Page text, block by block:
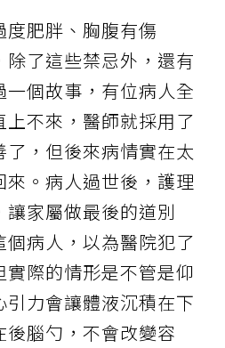
肥胖、胸腹有傷
了這些禁忌外，還有
個故事，有位病人全
不來，醫師就採用了
，但後來病情實在太
。病人過世後，護理
家屬做最後的道別
病人，以為醫院犯了
際的情形是不管是仰
力會讓體液沉積在下
腦勺，不會改變容